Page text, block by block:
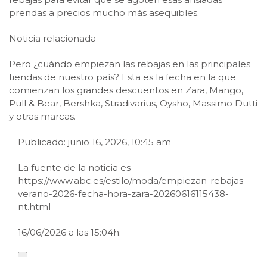
prendas a precios mucho más asequibles.
Noticia relacionada
Pero ¿cuándo empiezan las rebajas en las principales
tiendas de nuestro país? Esta es la fecha en la que
comienzan los grandes descuentos en Zara, Mango,
Pull & Bear, Bershka, Stradivarius, Oysho, Massimo Dutti
y otras marcas.
Publicado: junio 16, 2026, 10:45 am
La fuente de la noticia es
https://www.abc.es/estilo/moda/empiezan-rebajas-
verano-2026-fecha-hora-zara-20260616115438-
nt.html
16/06/2026 a las 15:04h.